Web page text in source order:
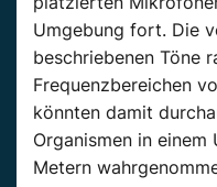
Umgebung fort. Die
beschriebenen Töne
Frequenzbereichen
könnten damit
Organismen in
Metern